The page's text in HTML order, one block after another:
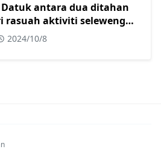
antara dua ditahan
rasuah aktiviti seleweng
2024/10/8